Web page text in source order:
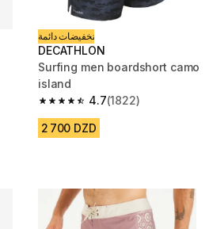
reviews
تخفيضات دائمة
DECATHLON
Surfing men boardshort camo
island
4.7
4.7 out of 5 stars from 1822
(1822)
2 700 DZD